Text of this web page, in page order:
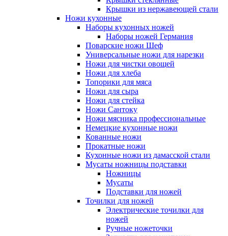
Крышки из нержавеющей стали
Ножи кухонные
Наборы кухонных ножей
Наборы ножей Германия
Поварские ножи Шеф
Универсальные ножи для нарезки
Ножи для чистки овощей
Ножи для хлеба
Топорики для мяса
Ножи для сыра
Ножи для стейка
Ножи Сантоку
Ножи мясника профессиональные
Немецкие кухонные ножи
Кованные ножи
Прокатные ножи
Кухонные ножи из дамасской стали
Мусаты ножницы подставки
Ножницы
Мусаты
Подставки для ножей
Точилки для ножей
Электрические точилки для
ножей
Ручные ножеточки